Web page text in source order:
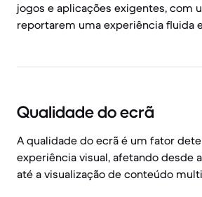
jogos e aplicações exigentes, com
reportarem uma experiência fluida
Qualidade do ecrã
A qualidade do ecrã é um fator
experiência visual, afetando desde
até a visualização de conteúdo